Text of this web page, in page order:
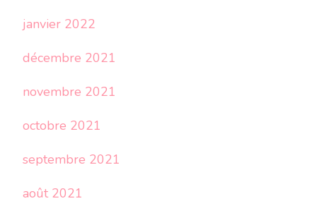
janvier 2022
décembre 2021
novembre 2021
octobre 2021
septembre 2021
août 2021